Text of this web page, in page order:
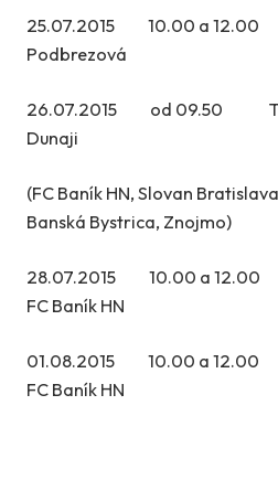
25.07.2015 10.00 a 12.00
Podbrezová
26.07.2015 od 09.50
Dunaji
(FC Baník HN, Slovan
Banská Bystrica, Znojmo)
28.07.2015 10.00 a 12.00
FC Baník HN
01.08.2015 10.00 a 12.00
FC Baník HN